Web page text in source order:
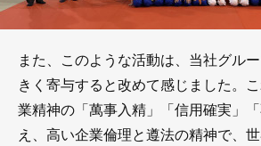
また、このような活動は、当社グル
きく寄与すると改めて感じました。
業精神の「萬事入精」「信用確実」
え、高い企業倫理と遵法の精神で、